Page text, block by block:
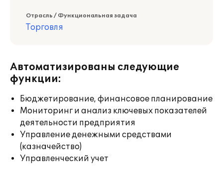
Отрасль / Функциональная задача
Торговля
Автоматизированы следующие
функции:
Бюджетирование, финансовое планирование
Мониторинг и анализ ключевых показателей
деятельности предприятия
Управление денежными средствами
(казначейство)
Управленческий учет